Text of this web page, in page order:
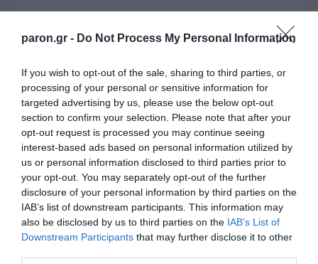
paron.gr - Do Not Process My Personal Information
If you wish to opt-out of the sale, sharing to third parties, or
processing of your personal or sensitive information for
targeted advertising by us, please use the below opt-out
section to confirm your selection. Please note that after your
opt-out request is processed you may continue seeing
interest-based ads based on personal information utilized by
us or personal information disclosed to third parties prior to
your opt-out. You may separately opt-out of the further
disclosure of your personal information by third parties on the
IAB’s list of downstream participants. This information may
also be disclosed by us to third parties on the IAB’s List of
Downstream Participants that may further disclose it to other
διαδίκτυο.
Η ΣΤΗΛΗ ΜΑΣ